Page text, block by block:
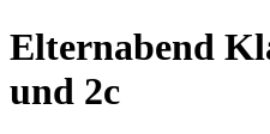
Elternabend
und 2c